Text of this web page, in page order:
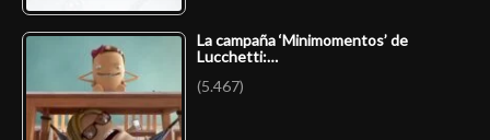
La campaña ‘Minimomentos’ de
Lucchetti:…
(5.467)